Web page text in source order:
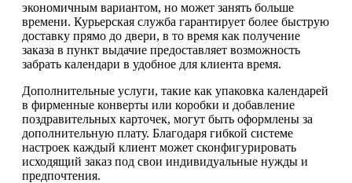
экономичным вариантом, но может занять больше
времени. Курьерская служба гарантирует более быструю
доставку прямо до двери, в то время как получение
заказа в пункт выдачие предоставляет возможность
забрать календари в удобное для клиента время.
Дополнительные услуги, такие как упаковка календарей
в фирменные конверты или коробки и добавление
поздравительных карточек, могут быть оформлены за
дополнительную плату. Благодаря гибкой системе
настроек каждый клиент может сконфигурировать
исходящий заказ под свои индивидуальные нужды и
предпочтения.